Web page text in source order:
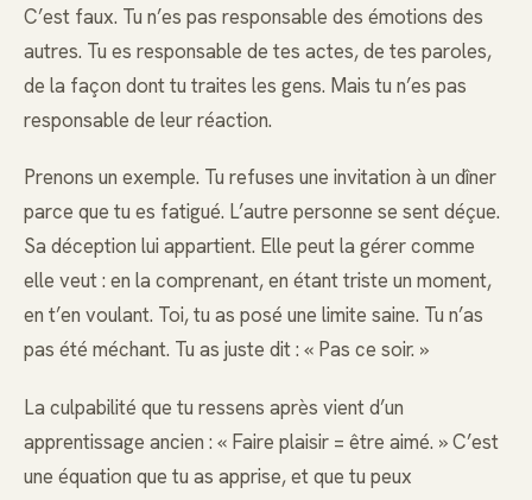
C’est faux. Tu n’es pas responsable des émotions des
autres. Tu es responsable de tes actes, de tes paroles,
de la façon dont tu traites les gens. Mais tu n’es pas
responsable de leur réaction.
Prenons un exemple. Tu refuses une invitation à un dîner
parce que tu es fatigué. L’autre personne se sent déçue.
Sa déception lui appartient. Elle peut la gérer comme
elle veut : en la comprenant, en étant triste un moment,
en t’en voulant. Toi, tu as posé une limite saine. Tu n’as
pas été méchant. Tu as juste dit : « Pas ce soir. »
La culpabilité que tu ressens après vient d’un
apprentissage ancien : « Faire plaisir = être aimé. » C’est
une équation que tu as apprise, et que tu peux